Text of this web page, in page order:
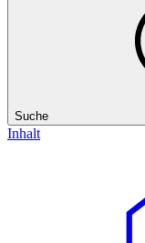
Suche
Inhalt